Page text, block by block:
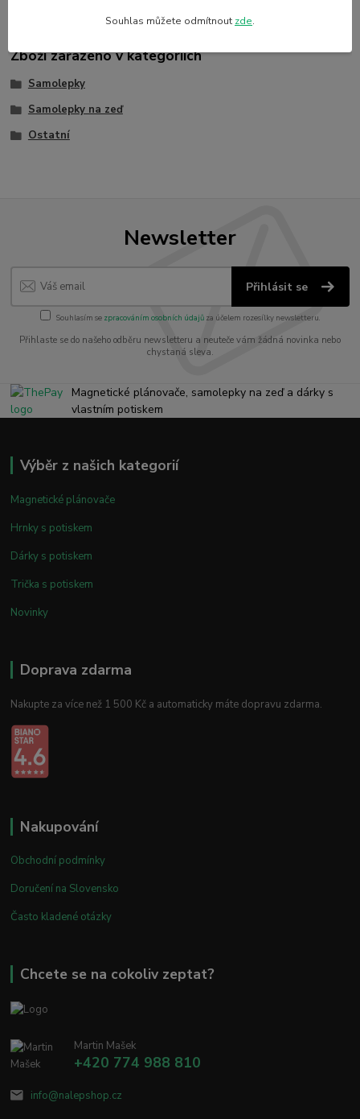
Zboží zařazeno v kategoriích
Samolepky
Samolepky na zeď
Ostatní
Newsletter
Přihlásit se
Souhlasím se zpracováním osobních údajůza účelem rozesílky newsletteru.
Přihlaste se do našeho odběru newsletteru a neuteče vám žádná novinka nebo
chystaná sleva.
Magnetické plánovače, samolepky na zeď a dárky s
vlastním potiskem
Výběr z našich kategorií
Magnetické plánovače
Hrnky s potiskem
Dárky s potiskem
Trička s potiskem
Novinky
Doprava zdarma
Nakupte za více než 1 500 Kč a automaticky máte dopravu zdarma.
Nakupování
Obchodní podmínky
Doručení na Slovensko
Často kladené otázky
Chcete se na cokoliv zeptat?
Martin Mašek
+420 774 988 810
info@nalepshop.cz
Souhlas můžete odmítnout zde.